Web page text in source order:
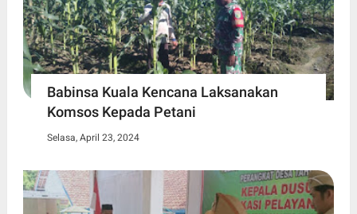
Babinsa Kuala Kencana Laksanakan
Komsos Kepada Petani
Selasa, April 23, 2024